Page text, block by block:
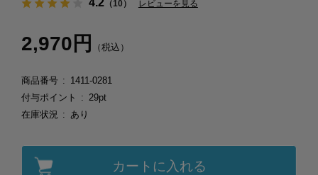
（10） レビューを見る
2,970円 （税込）
商品番号
1411-0281
付与ポイント
29pt
在庫状況
あり
カートに入れる